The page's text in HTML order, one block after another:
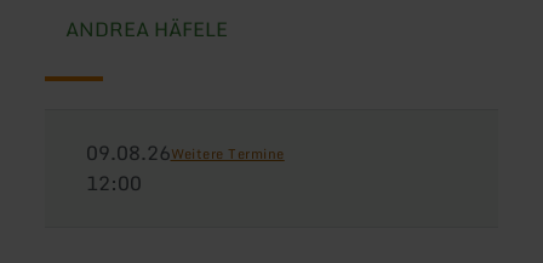
ANDREA HÄFELE
09.08.26Weitere Termine
12:00